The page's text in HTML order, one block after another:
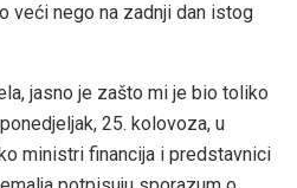
veći nego na zadnji dan istog
jasno je zašto mi je bio toliko
25. kolovoza, u
ministri financija i predstavnici